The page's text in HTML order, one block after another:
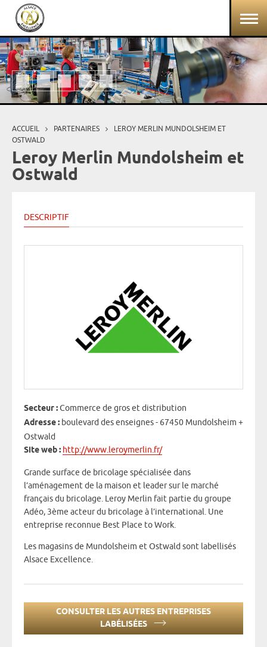
Aller au contenu principal
Vous êtes ici
ACCUEIL PARTENAIRES
LEROY MERLIN MUNDOLSHEIM ET
OSTWALD
Leroy Merlin Mundolsheim et
Ostwald
DESCRIPTIF
Secteur :Commerce de gros et distribution
Adresse : boulevard des enseignes - 67450 Mundolsheim +
Ostwald
Site web : http://www.leroymerlin.fr/
Grande surface de bricolage spécialisée dans
l’aménagement de la maison et leader sur le marché
français du bricolage. Leroy Merlin fait partie du groupe
Adéo, 3ème acteur du bricolage à l’international. Une
entreprise reconnue Best Place to Work.
Les magasins de Mundolsheim et Ostwald sont labellisés
Alsace Excellence.
CONSULTER LES AUTRES ENTREPRISES
LABÉLISÉES
Panneau de gestion des cookies